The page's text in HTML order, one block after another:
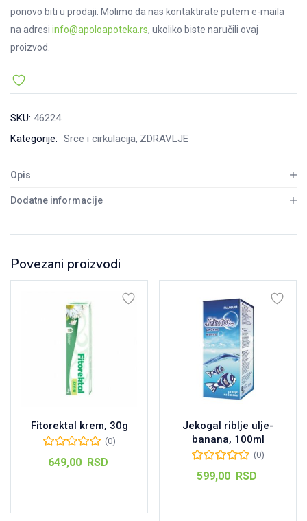
ponovo biti u prodaji. Molimo da nas kontaktirate putem e-maila
na adresi info@apoloapoteka.rs, ukoliko biste naručili ovaj
proizvod.
SKU: 46224
Kategorije: Srce i cirkulacija ZDRAVLJE
Opis
Dodatne informacije
Povezani proizvodi
Fitorektal krem, 30g
(0)
649,00 RSD
Jekogal riblje ulje-
banana, 100ml
(0)
599,00 RSD